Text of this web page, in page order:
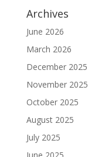
Archives
June 2026
March 2026
December 2025
November 2025
October 2025
August 2025
July 2025